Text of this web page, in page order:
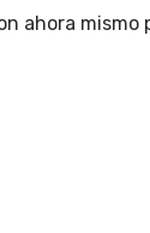
ahora mismo